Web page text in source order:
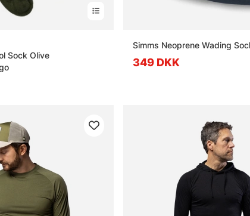
Sock Olive
Simms Neoprene Wading
349 DKK